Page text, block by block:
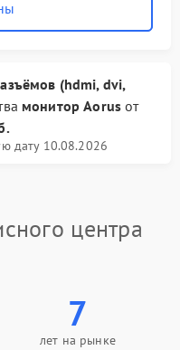
(hdmi, dvi,
монитор Aorus от
дату 10.08.2026
центра
7
лет на рынке